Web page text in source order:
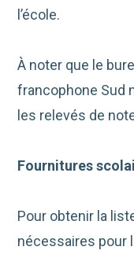
l’école.
À noter que le
francophone Sud
les relevés de
Fournitures
Pour obtenir la
nécessaires pour